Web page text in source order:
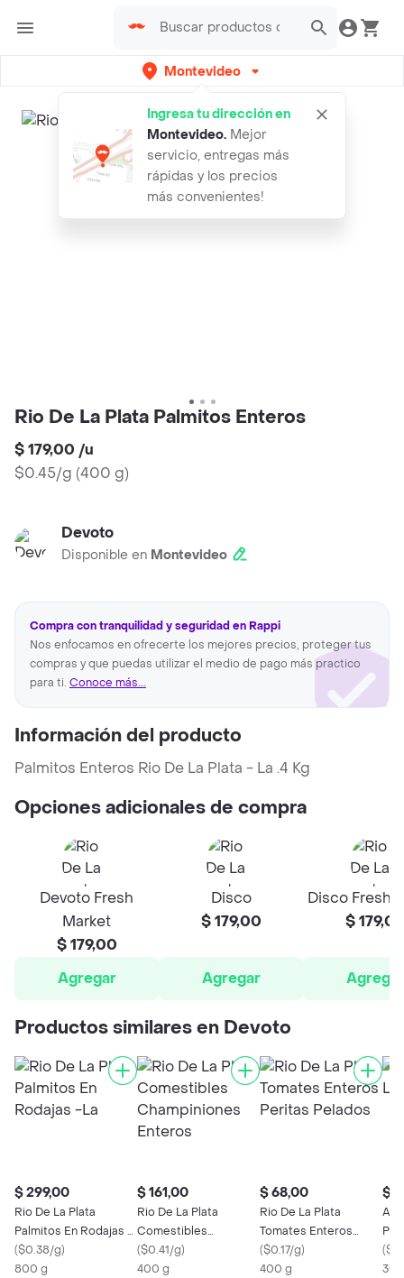
Montevideo
Ingresa tu dirección en
Montevideo. Mejor
servicio, entregas más
rápidas y los precios
más convenientes!
Rio De La Plata Palmitos Enteros
$ 179,00 /u
$0.45/g (400 g)
Devoto
Disponible en Montevideo
Compra con tranquilidad y seguridad en Rappi
Nos enfocamos en ofrecerte los mejores precios, proteger tus
compras y que puedas utilizar el medio de pago más practico
para ti. Conoce más...
Información del producto
Palmitos Enteros Rio De La Plata - La .4 Kg
Opciones adicionales de compra
Devoto Fresh
Market
$ 179,00
Agregar
Disco
$ 179,00
Agregar
Disco Fresh
$
Agregar
Productos similares en Devoto
$ 299,00
Rio De La Plata
Palmitos En Rodajas -
La
($0.38/g)
800 g
$ 161,00
Rio De La Plata
Comestibles
Champiniones
Enteros
($0.41/g)
400 g
$ 68,00
Rio De La Plata
Tomates Enteros
Peritas Pelados
($0.17/g)
400 g
$
(